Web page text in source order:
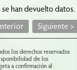
se han devuelto datos.
Siguiente >
los derechos reservados
de los
a confirmación al